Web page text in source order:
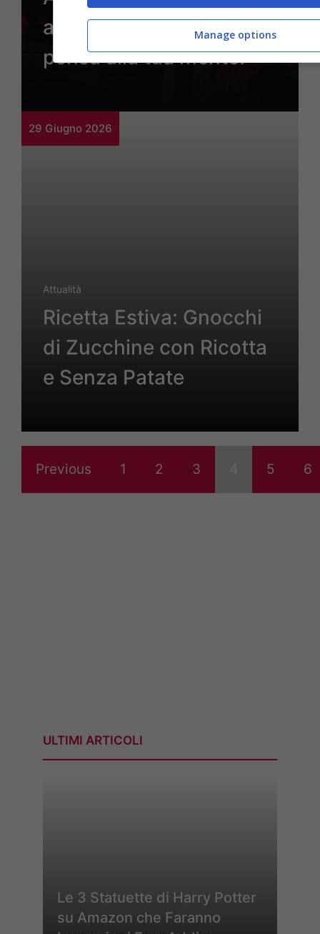
altro che palestra…
pensa alla tua mente!
29 Giugno 2026
Attualità
Ricetta Estiva: Gnocchi
di Zucchine con Ricotta
e Senza Patate
Previous 1 2 3 5 6
ULTIMI ARTICOLI
Le 3 Statuette di Harry Potter
su Amazon che Faranno
Manage options